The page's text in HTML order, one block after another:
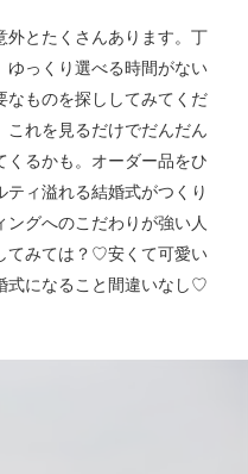
外とたくさんあります。丁
ゆっくり選べる時間がない
なものを探ししてみてくだ
これを見るだけでだんだん
くるかも。オーダー品をひ
ィ溢れる結婚式がつくり
グへのこだわりが強い人
てみては？♡安くて可愛い
式になること間違いなし♡